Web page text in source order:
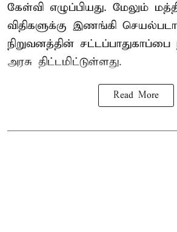
கேள்வி எழுப்பியது. மேலும்
விதிகளுக்கு இணங்கி
நிறுவனத்தின்
அரசு திட்டமிட்டுள்ளது.
Read More